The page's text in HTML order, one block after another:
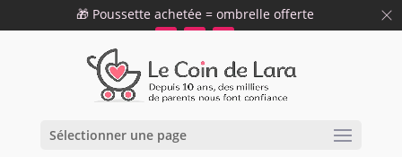
🎁 Poussette achetée = ombrelle offerte
09 75 12 34 19 info@lecoindelara.com
Sélectionner une page